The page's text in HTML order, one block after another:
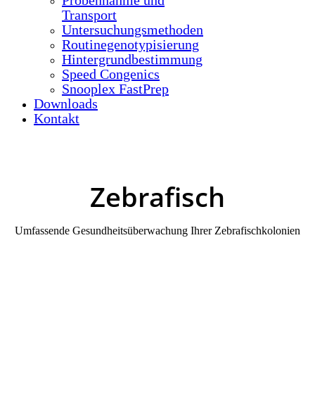
Transport
Untersuchungsmethoden
Routinegenotypisierung
Hintergrundbestimmung
Speed Congenics
Snooplex FastPrep
Downloads
Kontakt
Zebrafisch
Umfassende Gesundheitsüberwachung Ihrer Zebrafischkolonien